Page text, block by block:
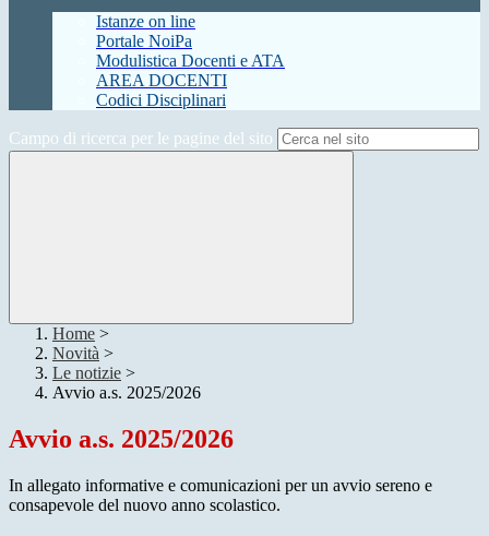
Istanze on line
Portale NoiPa
Modulistica Docenti e ATA
AREA DOCENTI
Codici Disciplinari
Campo di ricerca per le pagine del sito
Home >
Novità >
Le notizie >
Avvio a.s. 2025/2026
Avvio a.s. 2025/2026
In allegato informative e comunicazioni per un avvio sereno e
consapevole del nuovo anno scolastico.